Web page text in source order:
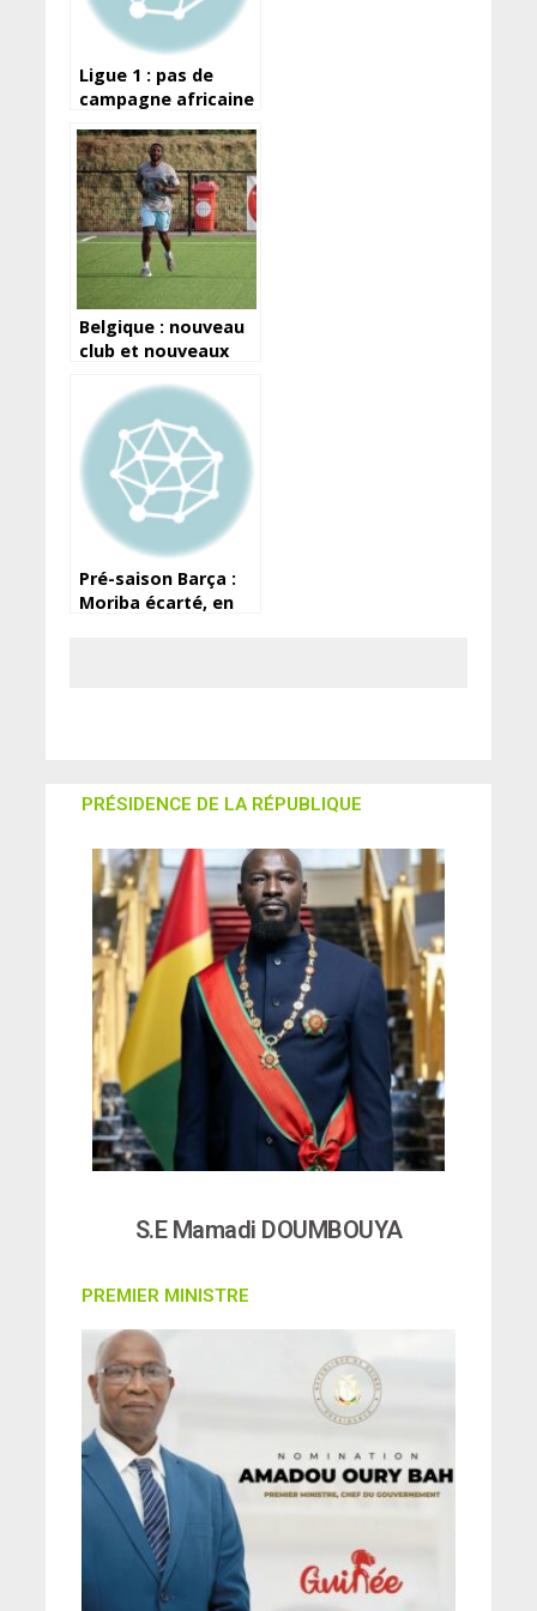
Ligue 1 : pas de
campagne africaine
qualifié, ASFAG
reléguée
Belgique : nouveau
club et nouveaux
Mamadou Billo
BALDE
Pré-saison Barça :
Moriba écarté, en
PRÉSIDENCE DE LA RÉPUBLIQUE
S.E Mamadi DOUMBOUYA
PREMIER MINISTRE